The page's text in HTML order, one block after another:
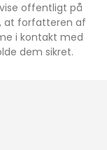
offentligt på
at forfatteren af
i kontakt med
dem sikret.